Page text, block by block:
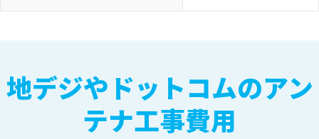
地デジやドットコムのアン
テナ工事費用